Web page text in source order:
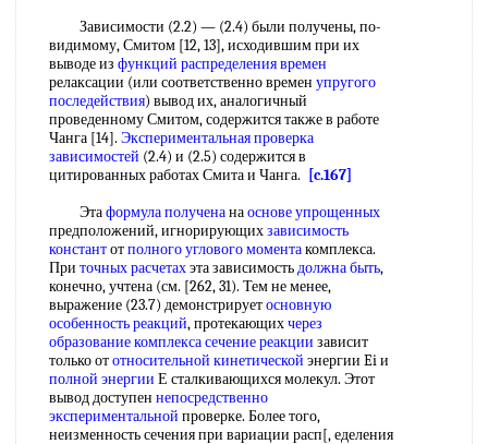
Зависимости (2.2) — (2.4) были получены, по-
видимому, Смитом [12, 13], исходившим при их
выводе из функций распределения времен
релаксации (или соответственно времен упругого
последействия) вывод их, аналогичный
проведенному Смитом, содержится также в работе
Чанга [14]. Экспериментальная проверка
зависимостей (2.4) и (2.5) содержится в
цитированных работах Смита и Чанга.
[c.167]
Этаформула полученанаоснове упрощенных
предположений, игнорирующихзависимость
константотполного углового моментакомплекса.
При точных расчетахэта зависимостьдолжна быть,
конечно, учтена (см. [262, 31). Тем не менее,
выражение (23.7) демонстрируетосновную
особенность реакций, протекающихчерез
образование комплексасечение реакции зависит
только ототносительной кинетической энергии Ei и
полной энергии Е сталкивающихся молекул. Этот
вывод доступен непосредственно
экспериментальной проверке. Более того,
неизменность сечения при вариации расп[, еделения